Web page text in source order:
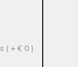
( + € 0 )